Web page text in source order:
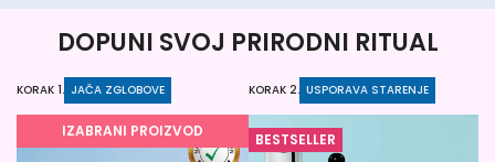
DOPUNI SVOJ PRIRODNI RITUAL
KORAK 1. JAČA ZGLOBOVE
IZABRANI PROIZVOD
KORAK 2. USPORAVA STARENJE
BESTSELLER